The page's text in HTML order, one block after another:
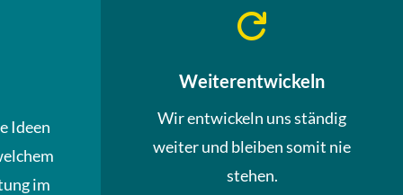
Ideen
im

Weiterentwickeln
Wir entwickeln uns ständig
weiter und bleiben somit nie
stehen.